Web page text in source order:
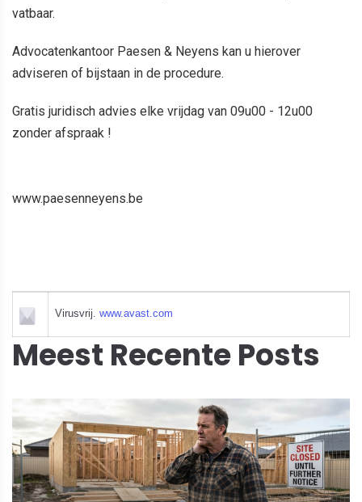
vatbaar.
Advocatenkantoor Paesen & Neyens kan u hierover
adviseren of bijstaan in de procedure.
Gratis juridisch advies elke vrijdag van 09u00 - 12u00
zonder afspraak !
www.paesenneyens.be
Virusvrij. www.avast.com
Meest Recente Posts